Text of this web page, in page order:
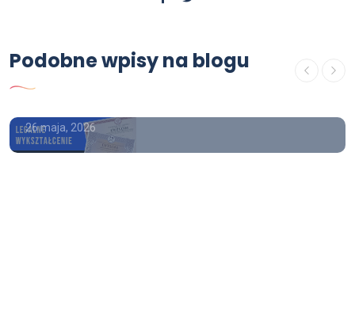
Podobne wpisy na blogu
ukończenia szkoły średniej z
wpisem
26 maja, 2026